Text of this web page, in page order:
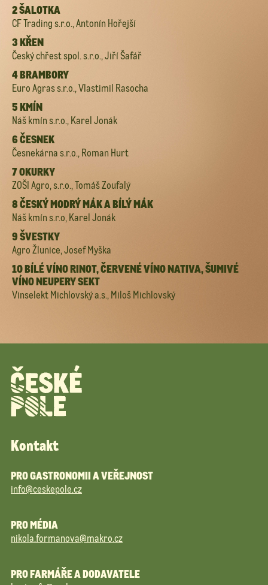
2 ŠALOTKA
CF Trading s.r.o., Antonín Hořejší
3 KŘEN
Český chřest spol. s.r.o., Jiří Šafář
4 BRAMBORY
Euro Agras s.r.o., Vlastimil Rasocha
5 KMÍN
Náš kmín s.r.o., Karel Jonák
6 ČESNEK
Česnekárna s.r.o., Roman Hurt
7 OKURKY
ZOŠI Agro, s.r.o., Tomáš Zoufalý
8 ČESKÝ MODRÝ MÁK A BÍLÝ MÁK
Náš kmín s.r.o, Karel Jonák
9 ŠVESTKY
Agro Žlunice, Josef Myška
10 BÍLÉ VÍNO RINOT, ČERVENÉ VÍNO NATIVA, ŠUMIVÉ
VÍNO NEUPERY SEKT
Vinselekt Michlovský a.s., Miloš Michlovský
Kontakt
PRO GASTRONOMII A VEŘEJNOST
info@ceskepole.cz
PRO MÉDIA
nikola.formanova@makro.cz
PRO FARMÁŘE A DODAVATELE